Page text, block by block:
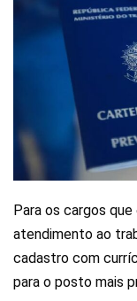
Para os cargos
atendimento ao
cadastro com
para o posto mais